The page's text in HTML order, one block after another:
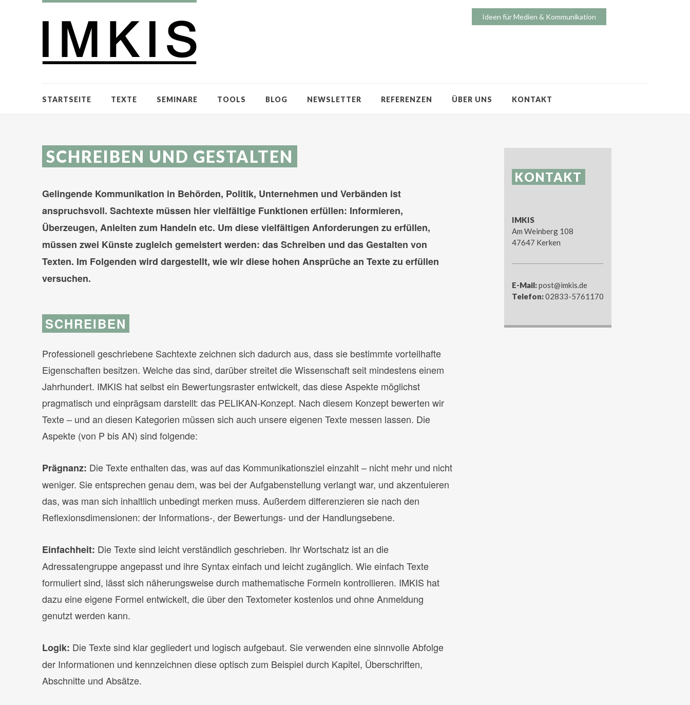
Ideen für Medien & Kommunikation
STARTSEITE TEXTE SEMINARE TOOLS BLOG NEWSLETTER REFERENZEN ÜBER UNS KONTAKT
SCHREIBEN UND GESTALTEN
Gelingende Kommunikation in Behörden, Politik, Unternehmen und Verbänden ist
anspruchsvoll. Sachtexte müssen hier vielfältige Funktionen erfüllen: Informieren,
Überzeugen, Anleiten zum Handeln etc. Um diese vielfältigen Anforderungen zu erfüllen,
müssen zwei Künste zugleich gemeistert werden: das Schreiben und das Gestalten von
Texten. Im Folgenden wird dargestellt, wie wir diese hohen Ansprüche an Texte zu erfüllen
versuchen.
SCHREIBEN
Professionell geschriebene Sachtexte zeichnen sich dadurch aus, dass sie bestimmte vorteilhafte
Eigenschaften besitzen. Welche das sind, darüber streitet die Wissenschaft seit mindestens einem
Jahrhundert. IMKIS hat selbst ein Bewertungsraster entwickelt, das diese Aspekte möglichst
pragmatisch und einprägsam darstellt: das PELIKAN-Konzept. Nach diesem Konzept bewerten wir
Texte – und an diesen Kategorien müssen sich auch unsere eigenen Texte messen lassen. Die
Aspekte (von P bis AN) sind folgende:
Prägnanz: Die Texte enthalten das, was auf das Kommunikationsziel einzahlt – nicht mehr und nicht
weniger. Sie entsprechen genau dem, was bei der Aufgabenstellung verlangt war, und akzentuieren
das, was man sich inhaltlich unbedingt merken muss. Außerdem differenzieren sie nach den
Reflexionsdimensionen: der Informations-, der Bewertungs- und der Handlungsebene.
Einfachheit: Die Texte sind leicht verständlich geschrieben. Ihr Wortschatz ist an die
Adressatengruppe angepasst und ihre Syntax einfach und leicht zugänglich. Wie einfach Texte
formuliert sind, lässt sich näherungsweise durch mathematische Formeln kontrollieren. IMKIS hat
dazu eine eigene Formel entwickelt, die über den Textometer kostenlos und ohne Anmeldung
genutzt werden kann.
Logik: Die Texte sind klar gegliedert und logisch aufgebaut. Sie verwenden eine sinnvolle Abfolge
der Informationen und kennzeichnen diese optisch zum Beispiel durch Kapitel, Überschriften,
Abschnitte und Absätze.
KONTAKT
IMKIS
Am Weinberg 108
47647 Kerken
E-Mail:post@imkis.de
Telefon:02833-5761170